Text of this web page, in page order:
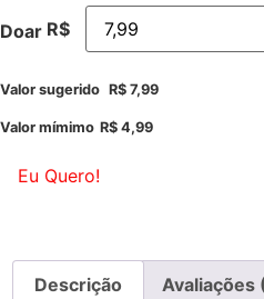
Doar R$
Valor sugerido R$ 7,99
Valor mímimo R$ 4,99
Eu Quero!
Descrição Avaliações